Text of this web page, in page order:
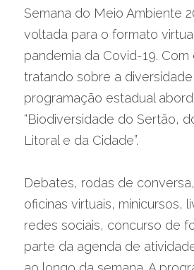
Semana do Meio Ambiente
voltada para o formato
pandemia da Covid-19. Com
tratando sobre a
programação estadual
“Biodiversidade do Sertão,
Litoral e da Cidade”.
Debates, rodas de
oficinas virtuais, minicursos,
redes sociais, concurso de
parte da agenda de